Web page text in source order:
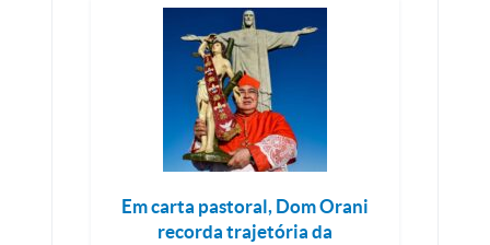
Em carta pastoral, Dom Orani
recorda trajetória da